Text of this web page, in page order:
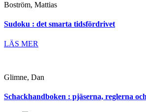
Boström, Mattias
Sudoku : det smarta tidsfördrivet
LÄS MER
Glimne, Dan
Schackhandboken : pjäserna, reglerna